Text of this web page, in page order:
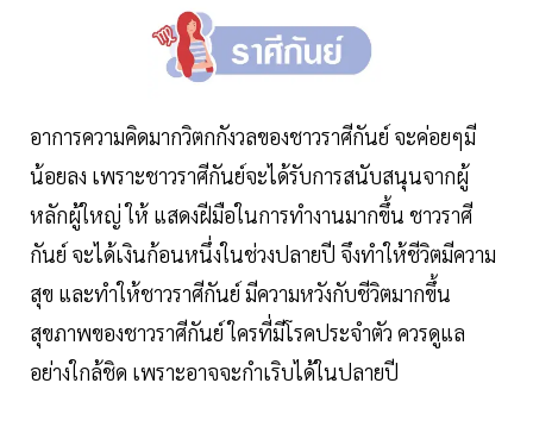
อาการความคิดมากวิตกกังวลของชาวราศีกันย์ จะค่อยๆมี
น้อยลง เพราะชาวราศีกันย์จะได้รับการสนับสนุนจากผู้
หลักผู้ใหญ่ ให้ แสดงฝีมือในการทำงานมากขึ้น ชาวราศี
กันย์ จะได้เงินก้อนหนึ่งในช่วงปลายปี จึงทำให้ชีวิตมีความ
สุข และทำให้ชาวราศีกันย์ มีความหวังกับชีวิตมากขึ้น
สุขภาพของชาวราศีกันย์ ใครที่มีโรคประจำตัว ควรดูแล
อย่างใกล้ชิด เพราะอาจจะกำเริบได้ในปลายปี